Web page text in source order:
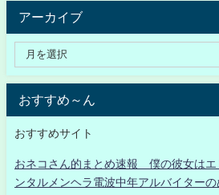
アーカイブ
おすすめ～ん
おすすめサイト
おネコさん的まとめ速報 僕の彼女はエ
ンタルメンヘラ電波中年アルバイター